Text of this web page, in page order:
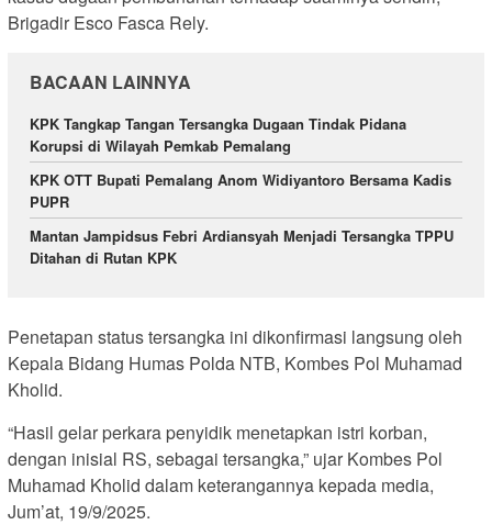
Brigadir Esco Fasca Rely.
BACAAN LAINNYA
KPK Tangkap Tangan Tersangka Dugaan Tindak Pidana
Korupsi di Wilayah Pemkab Pemalang
KPK OTT Bupati Pemalang Anom Widiyantoro Bersama Kadis
PUPR
Mantan Jampidsus Febri Ardiansyah Menjadi Tersangka TPPU
Ditahan di Rutan KPK
Penetapan status tersangka ini dikonfirmasi langsung oleh
Kepala Bidang Humas Polda NTB, Kombes Pol Muhamad
Kholid.
“Hasil gelar perkara penyidik menetapkan istri korban,
dengan inisial RS, sebagai tersangka,” ujar Kombes Pol
Muhamad Kholid dalam keterangannya kepada media,
Jum’at, 19/9/2025.